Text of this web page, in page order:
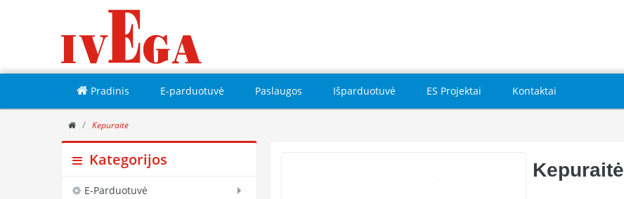
Pradinis E-parduotuvė Paslaugos Išparduotuvė ES Projektai Kontaktai
Kepuraitė
Kategorijos
E-Parduotuvė
Kepuraitė